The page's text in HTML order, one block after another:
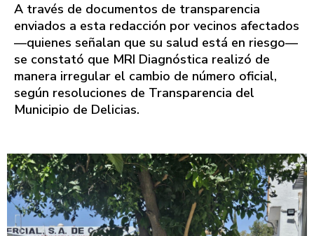
A través de documentos de transparencia
enviados a esta redacción por vecinos afectados
—quienes señalan que su salud está en riesgo—
se constató que MRI Diagnóstica realizó de
manera irregular el cambio de número oficial,
según resoluciones de Transparencia del
Municipio de Delicias.